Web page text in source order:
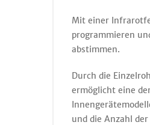
Mit einer
programmieren
abstimmen.
Durch die
ermöglicht eine
und die Anzahl